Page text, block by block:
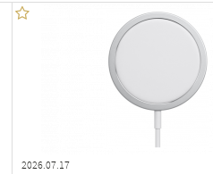
2026.07.17